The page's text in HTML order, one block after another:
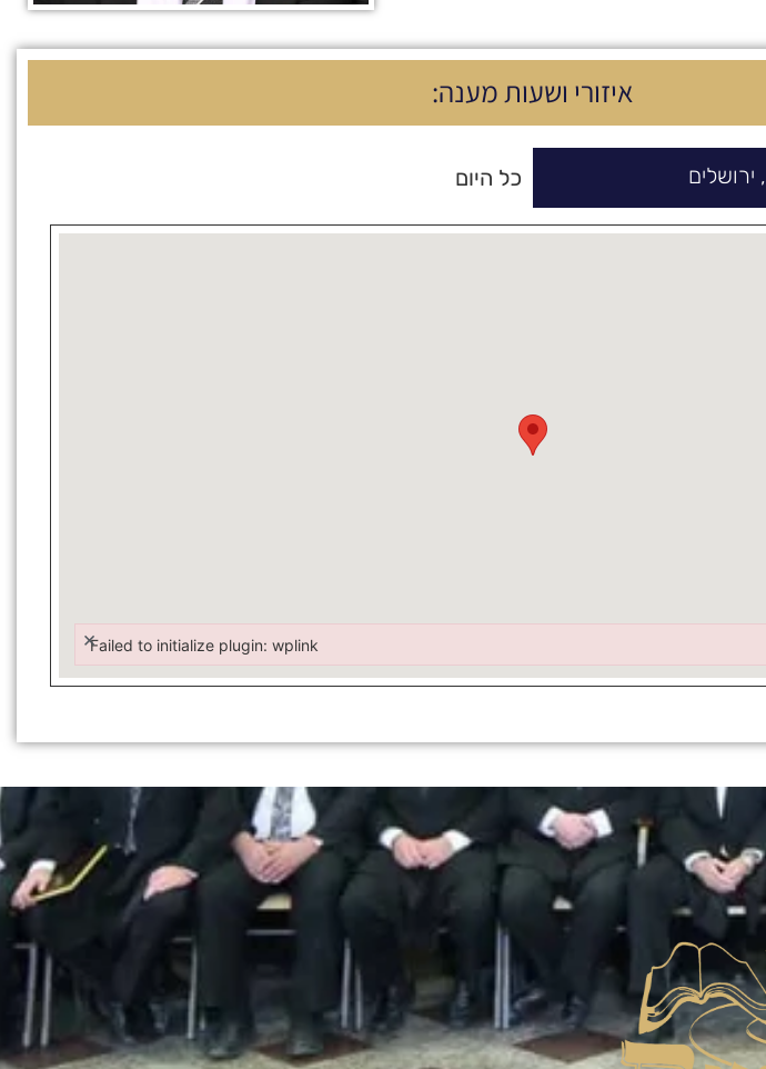
איזורי ושעות מענה:
, ירושלים כל היום
Failed to initialize plugin: wplink
×